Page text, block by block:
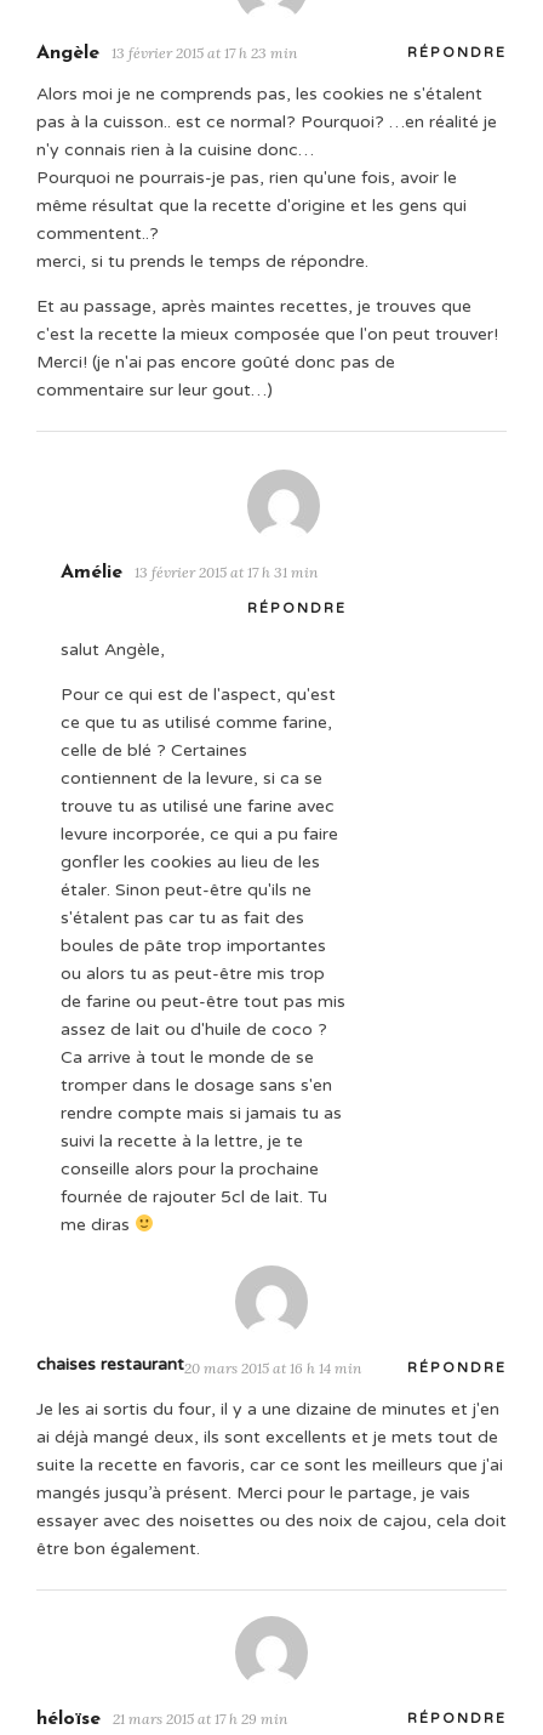
Angèle 13 février 2015 at 17 h 23 min RÉPONDRE
Alors moi je ne comprends pas, les cookies ne s'étalent
pas à la cuisson.. est ce normal? Pourquoi? …en réalité je
n'y connais rien à la cuisine donc…
Pourquoi ne pourrais-je pas, rien qu'une fois, avoir le
même résultat que la recette d'origine et les gens qui
commentent..?
merci, si tu prends le temps de répondre.
Et au passage, après maintes recettes, je trouves que
c'est la recette la mieux composée que l'on peut trouver!
Merci! (je n'ai pas encore goûté donc pas de
commentaire sur leur gout…)
Amélie 13 février 2015 at 17 h 31 min
RÉPONDRE
salut Angèle,
Pour ce qui est de l'aspect, qu'est
ce que tu as utilisé comme farine,
celle de blé ? Certaines
contiennent de la levure, si ca se
trouve tu as utilisé une farine avec
levure incorporée, ce qui a pu faire
gonfler les cookies au lieu de les
étaler. Sinon peut-être qu'ils ne
s'étalent pas car tu as fait des
boules de pâte trop importantes
ou alors tu as peut-être mis trop
de farine ou peut-être tout pas mis
assez de lait ou d'huile de coco ?
Ca arrive à tout le monde de se
tromper dans le dosage sans s'en
rendre compte mais si jamais tu as
suivi la recette à la lettre, je te
conseille alors pour la prochaine
fournée de rajouter 5cl de lait. Tu
me diras
chaises restaurant20 mars 2015 at 16 h 14 min RÉPONDRE
Je les ai sortis du four, il y a une dizaine de minutes et j'en
ai déjà mangé deux, ils sont excellents et je mets tout de
suite la recette en favoris, car ce sont les meilleurs que j'ai
mangés jusqu’à présent. Merci pour le partage, je vais
essayer avec des noisettes ou des noix de cajou, cela doit
être bon également.
héloïse 21 mars 2015 at 17 h 29 min RÉPONDRE